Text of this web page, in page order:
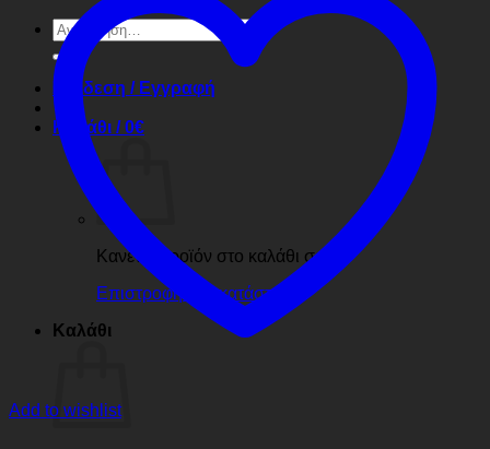
Αναζήτηση
για:
Σύνδεση / Εγγραφή
Καλάθι /0€
Κανένα προϊόν στο καλάθι σας.
Επιστροφή στο κατάστημα
Καλάθι
Add to wishlist